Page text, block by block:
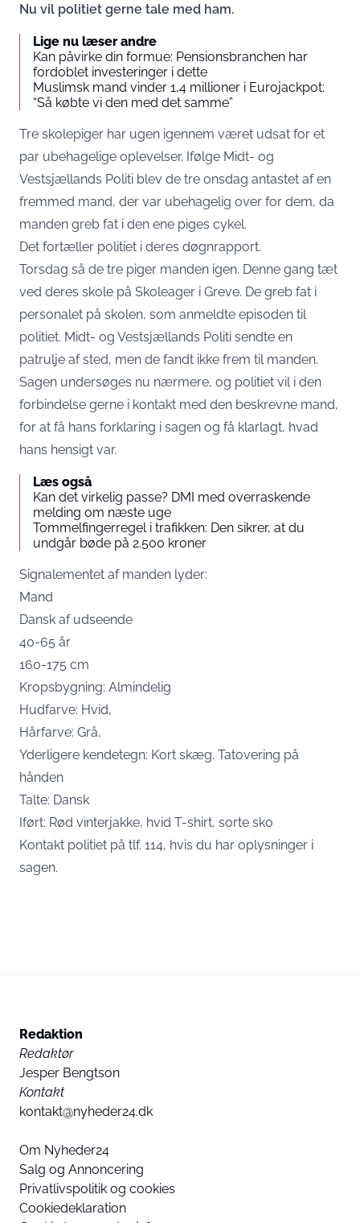
Nu vil politiet gerne tale med ham.
Lige nu læser andre
Kan påvirke din formue: Pensionsbranchen har
fordoblet investeringer i dette
Muslimsk mand vinder 1,4 millioner i Eurojackpot:
“Så købte vi den med det samme”
Tre skolepiger har ugen igennem været udsat for et
par ubehagelige oplevelser. Ifølge Midt- og
Vestsjællands Politi blev de tre onsdag antastet af en
fremmed mand, der var ubehagelig over for dem, da
manden greb fat i den ene piges cykel.
Det fortæller politiet i deres døgnrapport.
Torsdag så de tre piger manden igen. Denne gang tæt
ved deres skole på Skoleager i Greve. De greb fat i
personalet på skolen, som anmeldte episoden til
politiet. Midt- og Vestsjællands Politi sendte en
patrulje af sted, men de fandt ikke frem til manden.
Sagen undersøges nu nærmere, og politiet vil i den
forbindelse gerne i kontakt med den beskrevne mand,
for at få hans forklaring i sagen og få klarlagt, hvad
hans hensigt var.
Læs også
Kan det virkelig passe? DMI med overraskende
melding om næste uge
Tommelfingerregel i trafikken: Den sikrer, at du
undgår bøde på 2.500 kroner
Signalementet af manden lyder:
Mand
Dansk af udseende
40-65 år
160-175 cm
Kropsbygning: Almindelig
Hudfarve: Hvid,
Hårfarve: Grå,
Yderligere kendetegn: Kort skæg. Tatovering på
hånden
Talte: Dansk
Iført: Rød vinterjakke, hvid T-shirt, sorte sko
Kontakt politiet på tlf. 114, hvis du har oplysninger i
sagen.
Redaktion
Redaktør
Jesper Bengtson
Kontakt
kontakt@nyheder24.dk
Om Nyheder24
Salg og Annoncering
Privatlivspolitik og cookies
Cookiedeklaration